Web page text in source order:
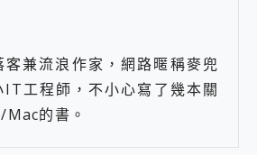
兼流浪作家，網路暱稱麥兜
IT工程師，不小心寫了幾本關
的書。